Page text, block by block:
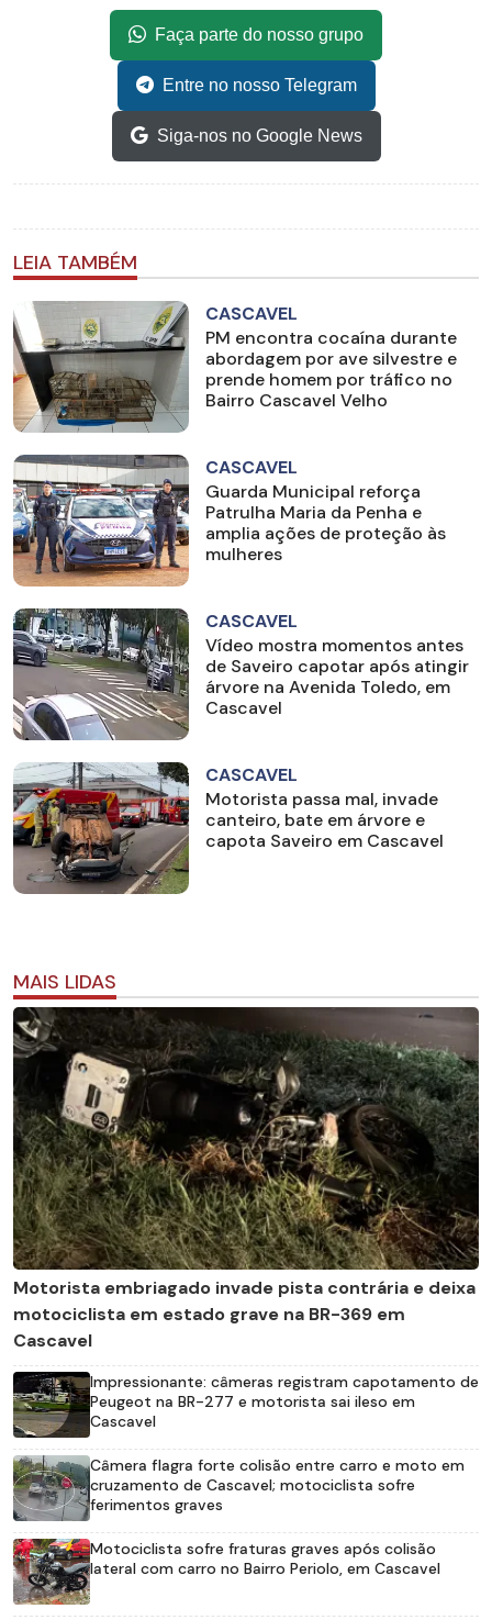
Faça parte do nosso grupo
Entre no nosso Telegram
Siga-nos no Google News
LEIA TAMBÉM
CASCAVEL
PM encontra cocaína durante
abordagem por ave silvestre e
prende homem por tráfico no
Bairro Cascavel Velho
CASCAVEL
Guarda Municipal reforça
Patrulha Maria da Penha e
amplia ações de proteção às
mulheres
CASCAVEL
Vídeo mostra momentos antes
de Saveiro capotar após atingir
árvore na Avenida Toledo, em
Cascavel
CASCAVEL
Motorista passa mal, invade
canteiro, bate em árvore e
capota Saveiro em Cascavel
MAIS LIDAS
Motorista embriagado invade pista contrária e deixa
motociclista em estado grave na BR-369 em
Cascavel
Impressionante: câmeras registram capotamento de
Peugeot na BR-277 e motorista sai ileso em
Cascavel
Câmera flagra forte colisão entre carro e moto em
cruzamento de Cascavel; motociclista sofre
ferimentos graves
Motociclista sofre fraturas graves após colisão
lateral com carro no Bairro Periolo, em Cascavel